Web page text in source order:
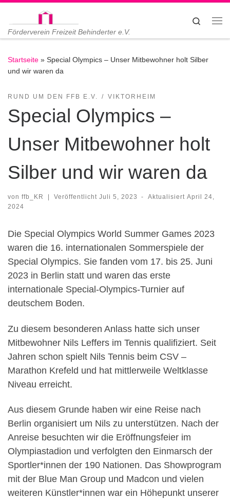
Zum Inhalt springen
Förderverein Freizeit Behinderter e.V.
Search
Startseite » Special Olympics – Unser Mitbewohner holt Silber
und wir waren da
RUND UM DEN FFB E.V. VIKTORHEIM
Special Olympics –
Unser Mitbewohner holt
Silber und wir waren da
von ffb_KR Veröffentlicht Juli 5, 2023 - AktualisiertApril 24,
2024
Die Special Olympics World Summer Games 2023
waren die 16. internationalen Sommerspiele der
Special Olympics. Sie fanden vom 17. bis 25. Juni
2023 in Berlin statt und waren das erste
internationale Special-Olympics-Turnier auf
deutschem Boden.
Zu diesem besonderen Anlass hatte sich unser
Mitbewohner Nils Leffers im Tennis qualifiziert. Seit
Jahren schon spielt Nils Tennis beim CSV –
Marathon Krefeld und hat mittlerweile Weltklasse
Niveau erreicht.
Aus diesem Grunde haben wir eine Reise nach
Berlin organisiert um Nils zu unterstützen. Nach der
Anreise besuchten wir die Eröffnungsfeier im
Olympiastadion und verfolgten den Einmarsch der
Sportler*innen der 190 Nationen. Das Showprogram
mit der Blue Man Group und Madcon und vielen
weiteren Künstler*innen war ein Höhepunkt unserer